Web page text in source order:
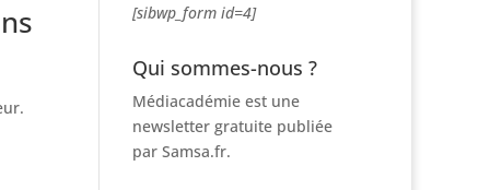
[sibwp_form id=4]
Qui sommes-nous ?
Médiacadémie est une
newsletter gratuite publiée
par Samsa.fr.